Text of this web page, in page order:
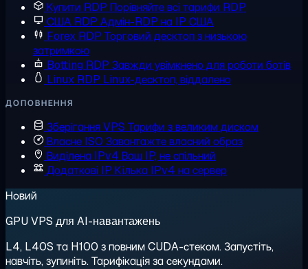
Купити RDP Порівняйте всі тарифи RDP
США RDP Адмін-RDP на IP США
Forex RDP Торговий десктоп з низькою
затримкою
Botting RDP Завжди увімкнено для роботи ботів
Linux RDP Linux-десктоп, віддалено
ДОПОВНЕННЯ
Зберігання VPS Тарифи з великим диском
Власне ISO Завантажте власний образ
Виділена IPv4 Ваш IP, не спільний
Додаткові IP Кілька IPv4 на сервер
Новий
GPU VPS для AI-навантажень
L4, L40S та H100 з повним CUDA-стеком. Запустіть,
навчіть, зупиніть. Тарифікація за секундами.